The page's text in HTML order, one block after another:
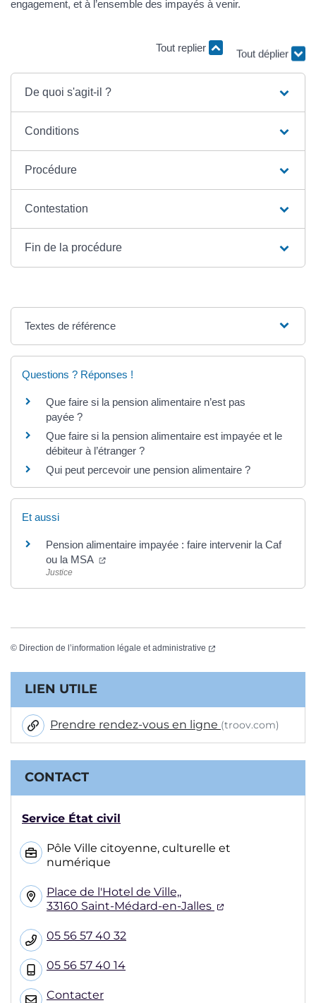
engagement, et à l’ensemble des impayés à venir.
Tout replier
Tout déplier
De quoi s'agit-il ?
Conditions
Procédure
Contestation
Fin de la procédure
Textes de référence
Questions ? Réponses !
Que faire si la pension alimentaire n’est pas
payée ?
Que faire si la pension alimentaire est impayée et le
débiteur à l’étranger ?
Qui peut percevoir une pension alimentaire ?
Et aussi
Pension alimentaire impayée : faire intervenir la Caf
ou la MSA
(ouverture dans un nouvel onglet)
Justice
© Direction de l’information légale et administrative (ouverture dans un
Informations complémentaires
LIEN UTILE
Prendre rendez-vous en ligne (troov.com)
CONTACT
Service État civil
Pôle Ville citoyenne, culturelle et
numérique
Place de l'Hotel de Ville,,
33160 Saint-Médard-en-Jalles
(ouverture
05 56 57 40 32
05 56 57 40 14
Contacter